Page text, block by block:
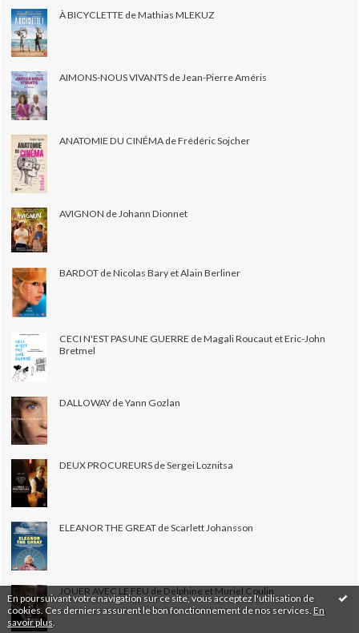
En poursuivant votre navigation sur ce site, vous acceptez l'utilisation de
cookies. Ces derniers assurent le bon fonctionnement de nos services. En
savoir plus
À BICYCLETTE de Mathias MLEKUZ
AIMONS-NOUS VIVANTS de Jean-Pierre Améris
ANATOMIE DU CINÉMA de Frédéric Sojcher
AVIGNON de Johann Dionnet
BARDOT de Nicolas Bary et Alain Berliner
CECI N'EST PAS UNE GUERRE de Magali Roucaut et Eric-John
Bretmel
DALLOWAY de Yann Gozlan
DEUX PROCUREURS de Sergei Loznitsa
ELEANOR THE GREAT de Scarlett Johansson
JOUER AVEC LE FEU de Delphine et Muriel Coulin